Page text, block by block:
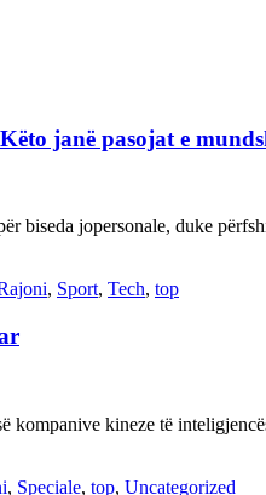
janë pasojat e
biseda jopersonale, duke
, Sport, Tech, top
kompanive kineze të
, Speciale, top, Uncategorized